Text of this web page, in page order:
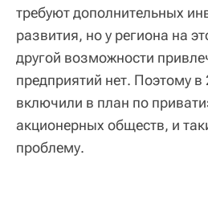
требуют дополнительных
развития, но у региона на
другой возможности
предприятий нет. Поэтому
включили в план по
акционерных обществ, и
проблему.